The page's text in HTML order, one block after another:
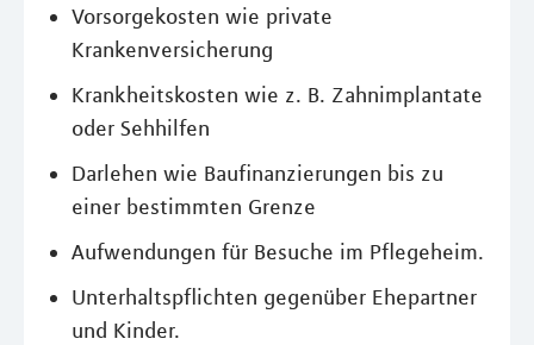
Vorsorgekosten wie private
Krankenversicherung
Krankheitskosten wie z. B. Zahnimplantate
oder Sehhilfen
Darlehen wie Baufinanzierungen bis zu
einer bestimmten Grenze
Aufwendungen für Besuche im Pflegeheim.
Unterhaltspflichten gegenüber Ehepartner
und Kinder.